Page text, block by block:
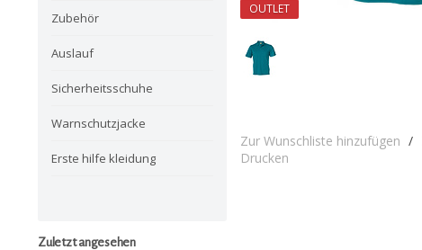
Zubehör
Auslauf
Sicherheitsschuhe
Warnschutzjacke
Erste hilfe kleidung
Zuletzt angesehen
OUTLET
Zur Wunschliste hinzufügen /
Drucken